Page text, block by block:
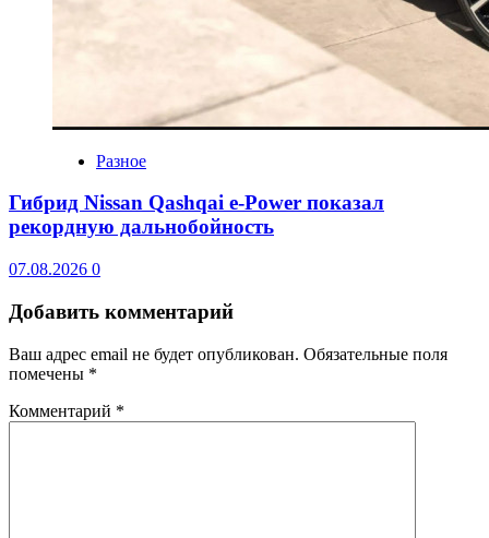
Разное
Гибрид Nissan Qashqai e-Power показал
рекордную дальнобойность
07.08.2026 0
Добавить комментарий
Ваш адрес email не будет опубликован. Обязательные поля
помечены *
Комментарий *